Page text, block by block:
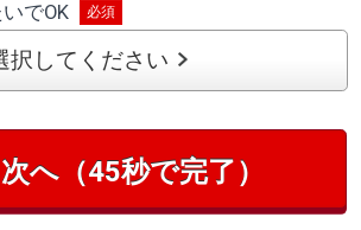
でOK
択してください
次へ（45秒で完了）